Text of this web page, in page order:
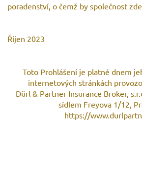
poradenství, o čemž by společnost
Říjen 2023
Toto Prohlášení je platné dnem
internetových stránkách
Dürl & Partner Insurance Broker,
sídlem Freyova 1/12,
https://